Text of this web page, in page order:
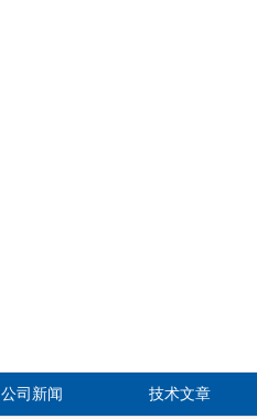
公司新闻 技术文章